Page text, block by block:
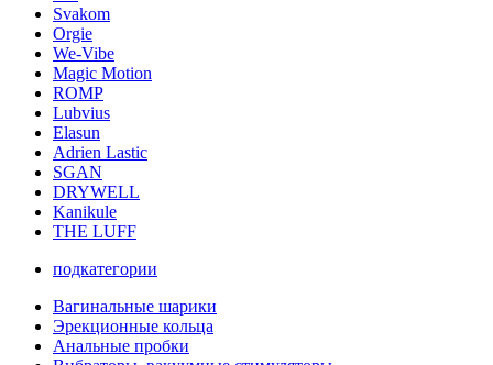
Svakom
Orgie
We-Vibe
Magic Motion
ROMP
Lubvius
Elasun
Adrien Lastic
SGAN
DRYWELL
Kanikule
THE LUFF
подкатегории
Вагинальные шарики
Эрекционные кольца
Анальные пробки